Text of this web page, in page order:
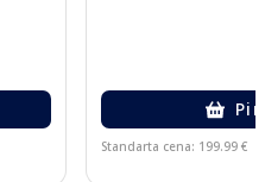
Standarta cena: 199.99 €